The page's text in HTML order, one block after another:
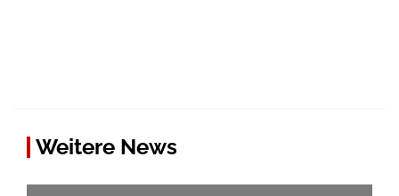
Weitere News